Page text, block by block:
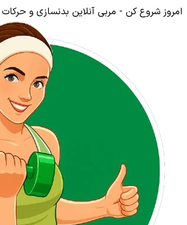
امروز شروع کن - مربی آنلاین بدنسازی و